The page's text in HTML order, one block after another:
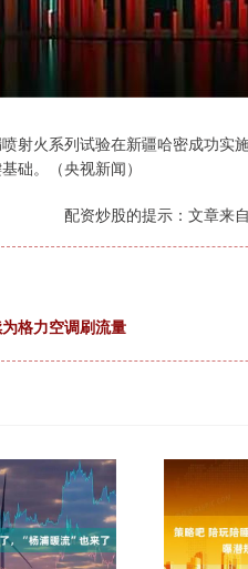
射火系列试验在新疆哈密成功实
础。（央视新闻）
配资炒股的提示：文章来
格力空调刷流量
沪深300